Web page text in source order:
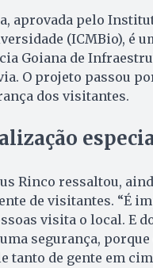
aprovada pelo
(ICMBio), é
Goiana de
O projeto passou
dos visitantes.
Rinco ressaltou,
de visitantes. “É
visita o local. E
segurança,
tanto de gente em